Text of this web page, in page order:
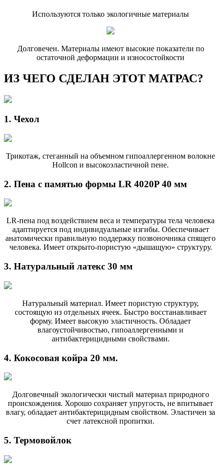
Используются только экологичные материалы
Долговечен. Материалы имеют высокие показатели по
остаточной деформации и износостойкости
ИЗ ЧЕГО СДЕЛАН ЭТОТ МАТРАС?
1. Чехол
Трикотаж, стеганный на объемном гипоаллергенном волокне
Hollcon и высокоэластичной пене.
2. Пена с памятью формы LR 4020P 40 мм
LR-пена под воздействием веса и температуры тела человека
адаптируется под индивидуальные изгибы. Обеспечивает
анатомически правильную поддержку позвоночника спящего
человека. Имеет открыто-пористую «дышащую» структуру.
3. Натуральный латекс 30 мм
Натуральный материал. Имеет пористую структуру,
состоящую из отдельных ячеек. Быстро восстанавливает
форму. Имеет высокую эластичность. Обладает
влагоустойчивостью, гипоаллергенными и
антибактерицидными свойствами.
4. Кокосовая койра 20 мм.
Долговечный экологически чистый материал природного
происхождения. Хорошо сохраняет упругость, не впитывает
влагу, обладает антибактерицидным свойством. Эластичен за
счет латексной пропитки.
5. Термовойлок